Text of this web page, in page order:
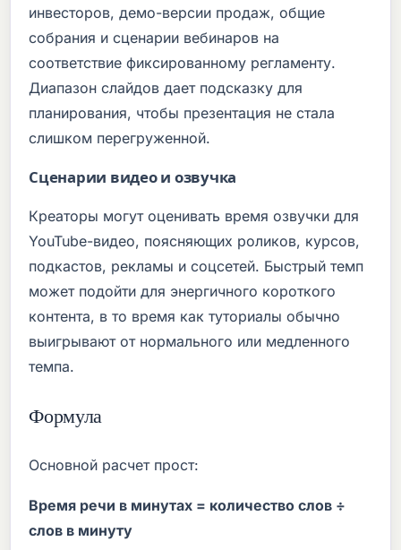
инвесторов, демо-версии продаж, общие
собрания и сценарии вебинаров на
соответствие фиксированному регламенту.
Диапазон слайдов дает подсказку для
планирования, чтобы презентация не стала
слишком перегруженной.
Сценарии видео и озвучка
Креаторы могут оценивать время озвучки для
YouTube-видео, поясняющих роликов, курсов,
подкастов, рекламы и соцсетей. Быстрый темп
может подойти для энергичного короткого
контента, в то время как туториалы обычно
выигрывают от нормального или медленного
темпа.
Формула
Основной расчет прост:
Время речи в минутах = количество слов ÷
слов в минуту